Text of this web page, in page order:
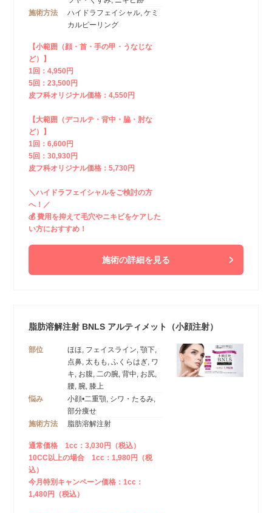
施術方法
ハイドラフェイシャル, ケミ
カルピーリング
【小範囲（顔・首・手の甲・うなじな
ど）】
1回：4,950円
5回：23,500円
皮フ科オリジナル価格：4,550円
【大範囲（デコルテ・背中・脇・肘な
ど）】
1回：6,600円
5回：30,930円
皮フ科オリジナル価格：5,730円
＼ハイドラフェイシャルをご検討の方
へ！／
💰 費用を抑えて毛穴やニキビをケアした
い方におすすめ！
施術の詳細を見る
脂肪溶解注射 BNLS アルティメット（小顔注射）
部位
ほほ, フェイスライン, 顎下,
点鼻, 太もも, ふくらはぎ, ワ
キ, お腹, 二の腕, 背中, お尻,
腰, 腕, 膝上
悩み
小顔•二重顎, シワ・たるみ,
部分痩せ
施術方法
脂肪溶解注射
通常価格 1cc：3,030円（税込）
10CC以上の場合 1cc：1,980円（税
込）
今月特別キャンペーン価格：1cc：
1,480円（税込）